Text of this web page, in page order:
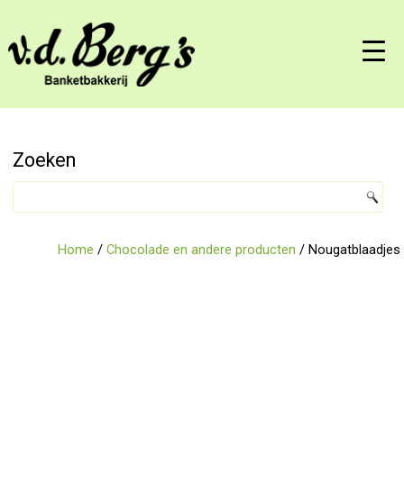
Zoeken
Home / Chocolade en andere producten / Nougatblaadjes